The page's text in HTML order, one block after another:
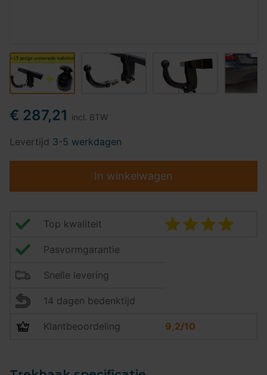
€ 287,21 incl. BTW
Levertijd 3-5 werkdagen
In winkelwagen
Top kwaliteit
Pasvormgarantie
Snelle levering
14 dagen bedenktijd
Klantbeoordeling 9,2/10